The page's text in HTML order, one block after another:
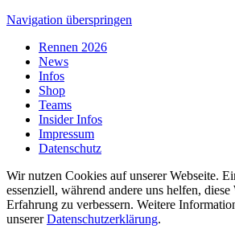
Navigation überspringen
Rennen 2026
News
Infos
Shop
Teams
Insider Infos
Impressum
Datenschutz
Wir nutzen Cookies auf unserer Webseite.
essenziell, während andere uns helfen,
Erfahrung zu verbessern. Weitere
unsererDatenschutzerklärung.